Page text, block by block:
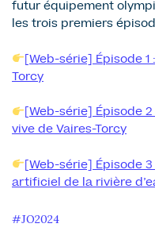
futur équipement
les trois premiers
[Web-série] Épisode
Torcy
[Web-série] Épisode
vive de Vaires-Torcy
[Web-série] Épisode
artificiel de la rivière
JO2024